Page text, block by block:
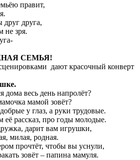
правит,
друга,
не зря.
СЕМЬЯ!
дают красочный конверт
дома весь день напролёт?
мамой зовёт?
у глаз, а руки трудовые.
рассказ, про годы молодые.
дарит вам игрушки,
милая, родная.
прочтёт, чтобы вы уснули,
зовёт – папина мамуля.